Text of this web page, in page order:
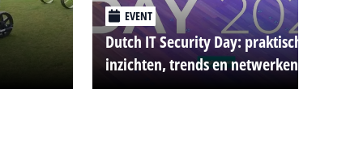
EVENT
Dutch IT Security Day: praktische
inzichten, trends en netwerken